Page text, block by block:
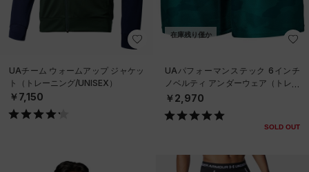
UAチーム ウォームアップ ジャケッ
ト（トレーニング/UNISEX）
￥7,150
在庫残り僅か
UAパフォーマンステック 6インチ
ノベルティ アンダーウェア（トレー
ニング/MEN）
￥2,970
SOLD OUT